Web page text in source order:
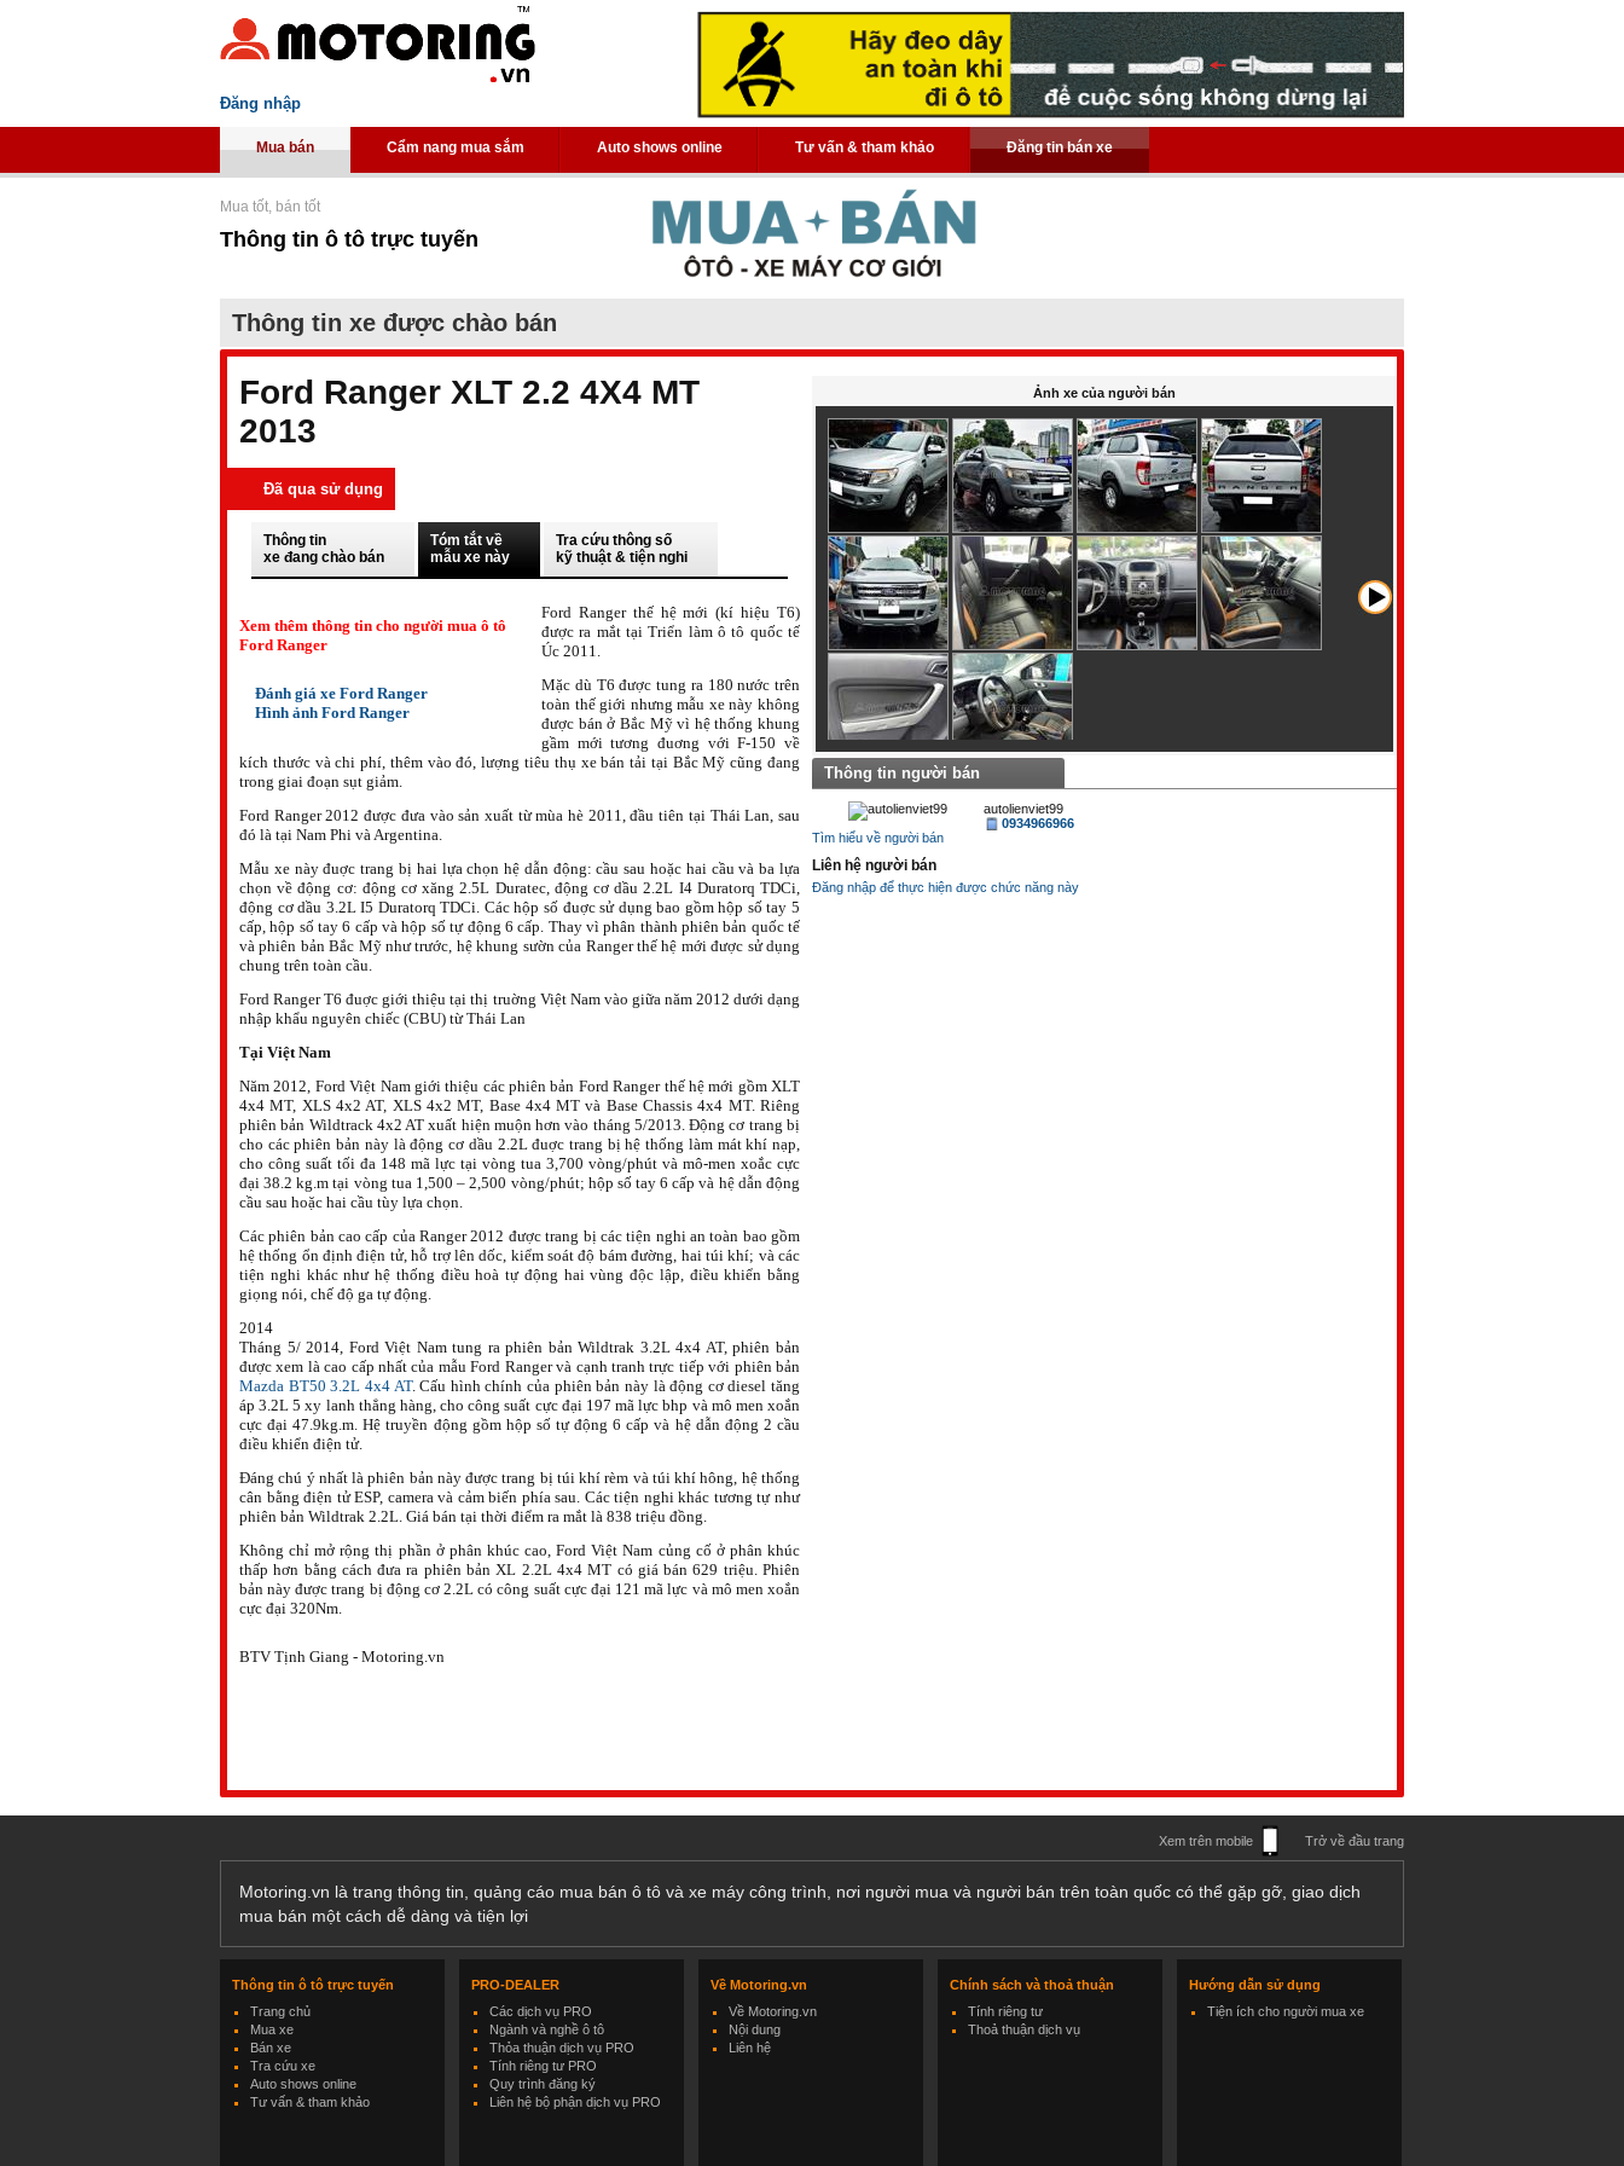
Đăng nhập
Mua bán Cẩm nang mua sắm Auto shows online Tư vấn & tham khảo Đăng tin bán xe
Mua tốt, bán tốt
Thông tin ô tô trực tuyến
Thông tin xe được chào bán
Ford Ranger XLT 2.2 4X4 MT
2013
Đã qua sử dụng
Thông tin
xe đang chào bán
Tóm tắt về
mẫu xe này
Tra cứu thông số
kỹ thuật & tiện nghi
Xem thêm thông tin cho người mua ô tô
Ford Ranger
Đánh giá xe Ford Ranger
Hình ảnh Ford Ranger
Ford Ranger thế hệ mới (kí hiệu T6)
được ra mắt tại Triển làm ô tô quốc tế
Úc 2011.
Mặc dù T6 được tung ra 180 nước trên
toàn thế giới nhưng mẫu xe này không
được bán ở Bắc Mỹ vì hệ thống khung
gầm mới tương đuơng với F-150 về
kích thước và chi phí, thêm vào đó, lượng tiêu thụ xe bán tải tại Bắc Mỹ cũng đang
trong giai đoạn sụt giảm.
Ford Ranger 2012 được đưa vào sản xuất từ mùa hè 2011, đầu tiên tại Thái Lan, sau
đó là tại Nam Phi và Argentina.
Mẫu xe này đuợc trang bị hai lựa chọn hệ dẫn động: cầu sau hoặc hai cầu và ba lựa
chọn về động cơ: động cơ xăng 2.5L Duratec, động cơ dầu 2.2L I4 Duratorq TDCi,
động cơ dầu 3.2L I5 Duratorq TDCi. Các hộp số đuợc sử dụng bao gồm hộp số tay 5
cấp, hộp số tay 6 cấp và hộp số tự động 6 cấp. Thay vì phân thành phiên bản quốc tế
và phiên bản Bắc Mỹ như trước, hệ khung sườn của Ranger thế hệ mới được sử dụng
chung trên toàn cầu.
Ford Ranger T6 đuợc giới thiệu tại thị truờng Việt Nam vào giữa năm 2012 dưới dạng
nhập khẩu nguyên chiếc (CBU) từ Thái Lan
Tại Việt Nam
Năm 2012, Ford Việt Nam giới thiệu các phiên bản Ford Ranger thế hệ mới gồm XLT
4x4 MT, XLS 4x2 AT, XLS 4x2 MT, Base 4x4 MT và Base Chassis 4x4 MT. Riêng
phiên bản Wildtrack 4x2 AT xuất hiện muộn hơn vào tháng 5/2013. Động cơ trang bị
cho các phiên bản này là động cơ dầu 2.2L đuợc trang bị hệ thống làm mát khí nạp,
cho công suất tối đa 148 mã lực tại vòng tua 3,700 vòng/phút và mô-men xoắc cực
đại 38.2 kg.m tại vòng tua 1,500 – 2,500 vòng/phút; hộp số tay 6 cấp và hệ dẫn động
cầu sau hoặc hai cầu tùy lựa chọn.
Các phiên bản cao cấp của Ranger 2012 được trang bị các tiện nghi an toàn bao gồm
hệ thống ổn định điện tử, hỗ trợ lên dốc, kiểm soát độ bám đường, hai túi khí; và các
tiện nghi khác như hệ thống điều hoà tự động hai vùng độc lập, điều khiển bằng
giọng nói, chế độ ga tự động.
2014
Tháng 5/ 2014, Ford Việt Nam tung ra phiên bản Wildtrak 3.2L 4x4 AT, phiên bản
được xem là cao cấp nhất của mẫu Ford Ranger và cạnh tranh trực tiếp với phiên bản
Mazda BT50 3.2L 4x4 AT. Cấu hình chính của phiên bản này là động cơ diesel tăng
áp 3.2L 5 xy lanh thẳng hàng, cho công suất cực đại 197 mã lực bhp và mô men xoắn
cực đại 47.9kg.m. Hệ truyền động gồm hộp số tự động 6 cấp và hệ dẫn động 2 cầu
điều khiển điện tử.
Đáng chú ý nhất là phiên bản này được trang bị túi khí rèm và túi khí hông, hệ thống
cân bằng điện tử ESP, camera và cảm biến phía sau. Các tiện nghi khác tương tự như
phiên bản Wildtrak 2.2L. Giá bán tại thời điểm ra mắt là 838 triệu đồng.
Không chỉ mở rộng thị phần ở phân khúc cao, Ford Việt Nam củng cố ở phân khúc
thấp hơn bằng cách đưa ra phiên bản XL 2.2L 4x4 MT có giá bán 629 triệu. Phiên
bản này được trang bị động cơ 2.2L có công suất cực đại 121 mã lực và mô men xoắn
cực đại 320Nm.
BTV Tịnh Giang - Motoring.vn
Ảnh xe của người bán
Thông tin người bán
autolienviet99
0934966966
Tìm hiểu về người bán
Liên hệ người bán
Đăng nhập để thực hiện được chức năng này
Xem trên mobile Trở về đầu trang
Motoring.vn là trang thông tin, quảng cáo mua bán ô tô và xe máy công trình, nơi người mua và người bán trên toàn quốc có thể gặp gỡ, giao dịch
mua bán một cách dễ dàng và tiện lợi
Thông tin ô tô trực tuyến
Trang chủ
Mua xe
Bán xe
Tra cứu xe
Auto shows online
Tư vấn & tham khảo
PRO-DEALER
Các dịch vụ PRO
Ngành và nghề ô tô
Thỏa thuận dịch vụ PRO
Tính riêng tư PRO
Quy trình đăng ký
Liên hệ bộ phận dịch vụ PRO
Về Motoring.vn
Về Motoring.vn
Nội dung
Liên hệ
Chính sách và thoả thuận
Tính riêng tư
Thoả thuận dịch vụ
Hướng dẫn sử dụng
Tiện ích cho người mua xe